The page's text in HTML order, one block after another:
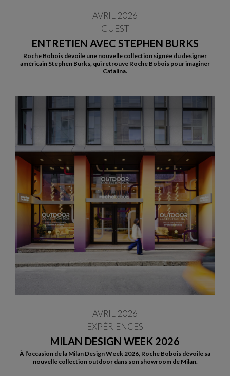
ENTRETIEN AVEC STEPHEN BURKS
AVRIL 2026
GUEST
Roche Bobois dévoile une nouvelle collection signée du designer
américain Stephen Burks, qui retrouve Roche Bobois pour imaginer
Catalina.
MILAN DESIGN WEEK 2026
AVRIL 2026
EXPÉRIENCES
À l’occasion de la Milan Design Week 2026, Roche Bobois dévoile sa
nouvelle collection outdoor dans son showroom de Milan.